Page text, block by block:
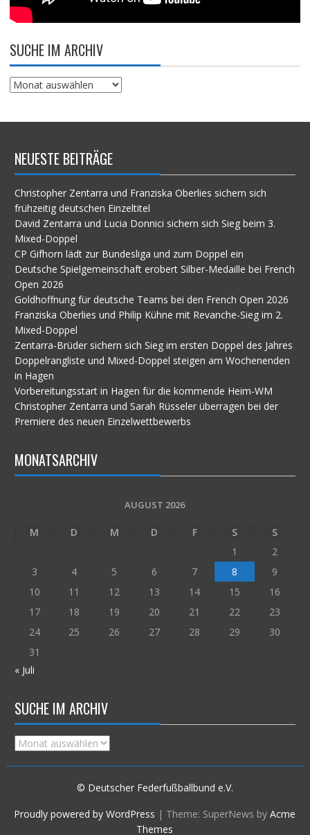
SUCHE IM ARCHIV
Suche
NEUESTE BEITRÄGE
Christopher Zentarra und Franziska Oberlies sichern sich
frühzeitig deutschen Einzeltitel
David Zentarra und Lucia Donnici sichern sich Sieg beim 3.
Mixed-Doppel
CP Gifhorn lädt zur Bundesliga und zum Doppel ein
Deutsche Spielgemeinschaft erobert Silber-Medaille bei French
Open 2026
Goldhoffnung für deutsche Teams bei den French Open 2026
Franziska Oberlies und Philip Kühne mit Revanche-Sieg im 2.
Mixed-Doppel
Zentarra-Brüder sichern sich Sieg im ersten Doppel des Jahres
Doppelrangliste und Mixed-Doppel steigen am Wochenenden
in Hagen
Vorbereitungsstart in Hagen für die kommende Heim-WM
Christopher Zentarra und Sarah Rüsseler überragen bei der
Premiere des neuen Einzelwettbewerbs
MONATSARCHIV
AUGUST 2026
M D M D F S
S
1
2
3
4 5 6 7 8
9
10
11 12 13 14 15
16
17
18 19 20 21 22
23
24
25 26 27 28 29
30
31
« Juli
SUCHE IM ARCHIV
Suche
© Deutscher Federfußballbund e.V.
Proudly powered by WordPress | Theme: SuperNews byAcme
Themes